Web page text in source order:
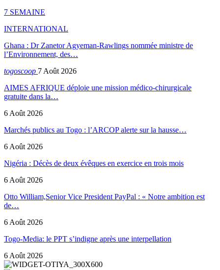
7 SEMAINE
INTERNATIONAL
Ghana : Dr Zanetor Agyeman-Rawlings nommée ministre de
l’Environnement, des…
togoscoop 7 Août 2026
AIMES AFRIQUE déploie une mission médico-chirurgicale
gratuite dans la…
6 Août 2026
Marchés publics au Togo : l’ARCOP alerte sur la hausse…
6 Août 2026
Nigéria : Décès de deux évêques en exercice en trois mois
6 Août 2026
Otto William,Senior Vice President PayPal : « Notre ambition est
de…
6 Août 2026
Togo-Media: le PPT s’indigne après une interpellation
6 Août 2026